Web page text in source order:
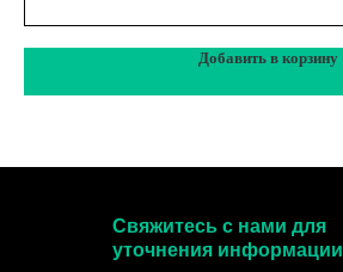
Добавить в корзину
Свяжитесь с нами для
уточнения информации